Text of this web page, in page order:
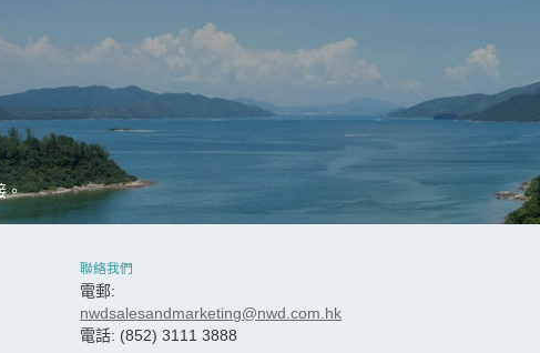
。
聯絡我們
電郵:
nwdsalesandmarketing@nwd.com.hk
電話: (852) 3111 3888